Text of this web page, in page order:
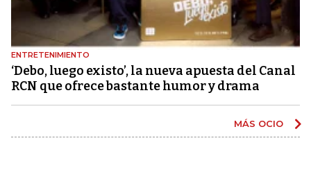
ENTRETENIMIENTO
‘Debo, luego existo’, la nueva apuesta del Canal
RCN que ofrece bastante humor y drama
MÁS OCIO